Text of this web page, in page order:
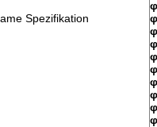
Spezifikation